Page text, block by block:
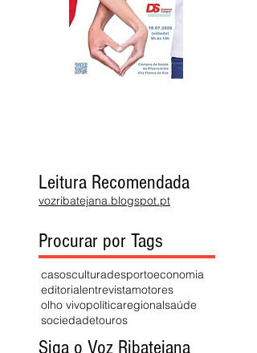
Leitura Recomendada
vozribatejana.blogspot.pt
Procurar por Tags
casosculturadesportoeconomia
editorialentrevistamotores
olho vivopolíticaregionalsaúde
sociedadetouros
Siga o Voz Ribatejana